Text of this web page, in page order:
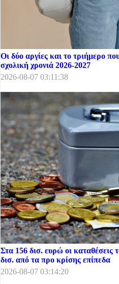
Οι δύο αργίες και το τριήμερο
σχολική χρονιά 2026-2027
2026-08-07 03:11:38
Στα 156 δισ. ευρώ οι καταθέσεις
δισ. από τα προ κρίσης επίπεδα
2026-08-07 03:14:20